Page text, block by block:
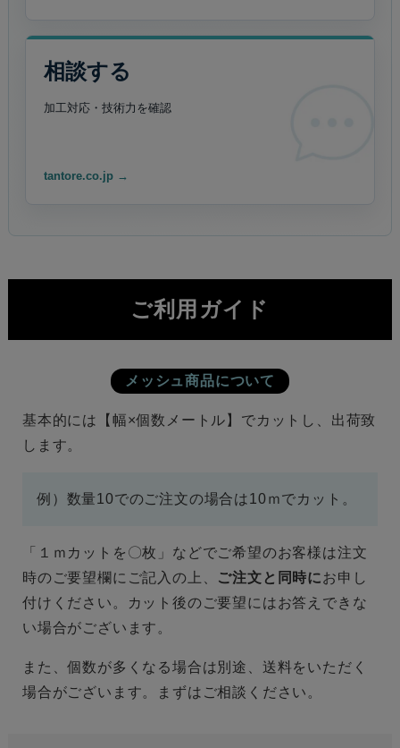
相談する
加工対応・技術力を確認
tantore.co.jp →
ご利用ガイド
メッシュ商品について
基本的には【幅×個数メートル】でカットし、出荷致
します。
例）数量10でのご注文の場合は10ｍでカット。
「１ｍカットを〇枚」などでご希望のお客様は注文
時のご要望欄にご記入の上、 ご注文と同時にお申し
付けください。カット後のご要望にはお答えできな
い場合がございます。
また、個数が多くなる場合は別途、送料をいただく
場合がございます。まずはご相談ください。